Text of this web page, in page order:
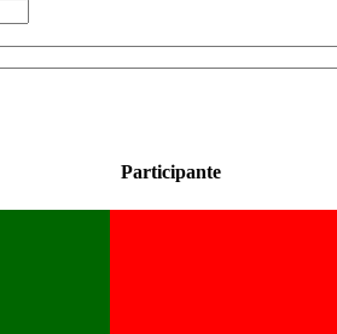
Participante